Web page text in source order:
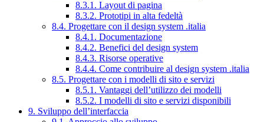
8.3.1. Layout di pagina
8.3.2. Prototipi in alta fedeltà
8.4. Progettare con il design system .italia
8.4.1. Documentazione
8.4.2. Benefici del design system
8.4.3. Risorse operative
8.4.4. Come contribuire al design system .italia
8.5. Progettare con i modelli di sito e servizi
8.5.1. Vantaggi dell’utilizzo dei modelli
8.5.2. I modelli di sito e servizi disponibili
9. Sviluppo dell’interfaccia